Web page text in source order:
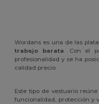
Wordans es una de las
trabajo barata. Con el
profesionalidad y se ha
calidad precio.
Este tipo de vestuario
funcionalidad, protección y